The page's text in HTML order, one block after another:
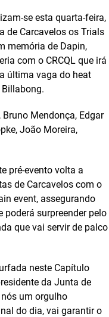
se esta quarta-feira,
de Carcavelos os Trials
memória de Dapin,
com o CRCQL que irá
última vaga do heat
Mendonça, Edgar
João Moreira,
pré-evento volta a
de Carcavelos com o
event, assegurando
surpreender pelo
que vai servir de palco
neste Capítulo
da Junta de
nós um orgulho
do dia, vai garantir o